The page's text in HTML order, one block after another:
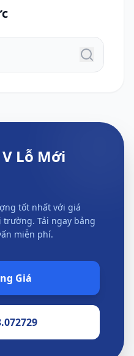
Lỗ Mới
tốt nhất với giá
Tải ngay bảng
miễn phí.
Giá